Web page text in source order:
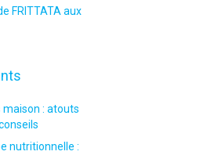
FRITTATA aux
: atouts
nutritionnelle :